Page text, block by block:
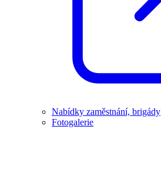
Nabídky zaměstnání, brigády
Fotogalerie